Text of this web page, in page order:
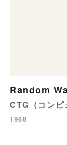
Random
CTG（コンピ
1968